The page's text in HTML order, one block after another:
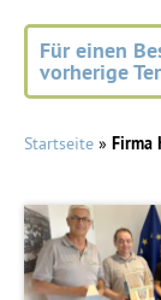
Für einen
vorherige
Startseite » Firma